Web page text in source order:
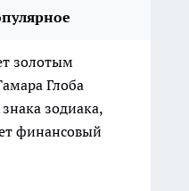
золотым
Глоба
зодиака,
финансовый